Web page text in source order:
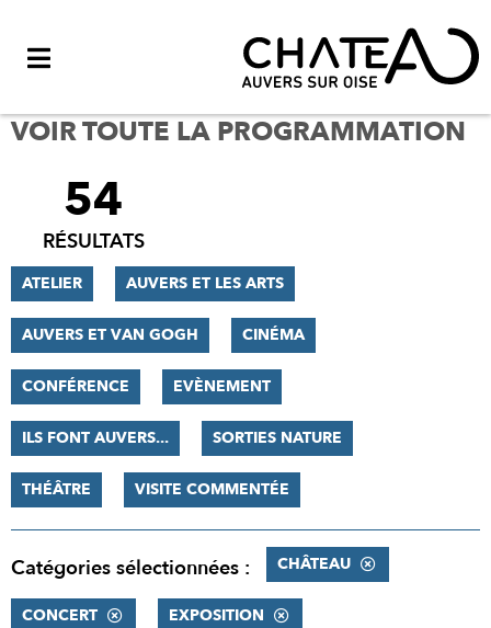
VOIR TOUTE LA PROGRAMMATION
FILTRER
RÉSULTATS
54
RÉSULTATS
ATELIER AUVERS ET LES ARTS
AUVERS ET VAN GOGH CINÉMA
CONFÉRENCE EVÈNEMENT
ILS FONT AUVERS... SORTIES NATURE
THÉÂTRE VISITE COMMENTÉE
Catégories sélectionnées : CHÂTEAU
CONCERT EXPOSITION